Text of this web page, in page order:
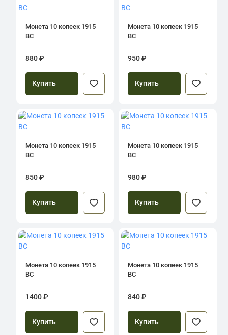
Монета 10 копеек 1915
ВС
880 ₽
Купить
Монета 10 копеек 1915
ВС
950 ₽
Купить
Монета 10 копеек 1915
ВС
850 ₽
Купить
Монета 10 копеек 1915
ВС
980 ₽
Купить
Монета 10 копеек 1915
ВС
1400 ₽
Купить
Монета 10 копеек 1915
ВС
840 ₽
Купить